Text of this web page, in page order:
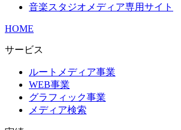
音楽スタジオメディア専用サイト
HOME
サービス
ルートメディア事業
WEB事業
グラフィック事業
メディア検索